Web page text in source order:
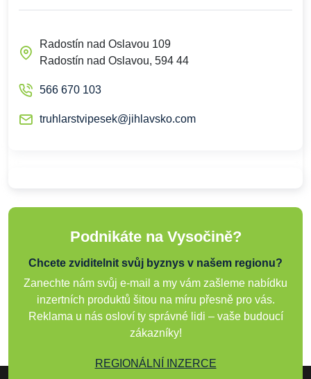
Radostín nad Oslavou 109
Radostín nad Oslavou, 594 44
566 670 103
truhlarstvipesek@jihlavsko.com
Podnikáte na Vysočině?
Chcete zviditelnit svůj byznys v našem regionu?
Zanechte nám svůj e-mail a my vám zašleme nabídku
inzertních produktů šitou na míru přesně pro vás.
Reklama u nás osloví ty správné lidi – vaše budoucí
zákazníky!
REGIONÁLNÍ INZERCE